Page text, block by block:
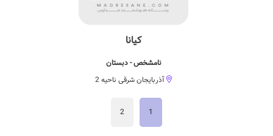
کیانا
نامشخص - دبستان
آذربایجان شرقی ناحیه 2
1
2